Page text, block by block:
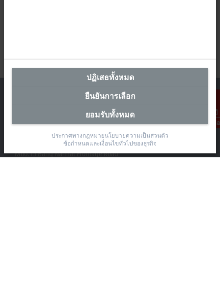
การติดต่อ
สำนักงานผู้แทนประเทศไทย
The Pretium Bang Na, Unit 91/8
Moo.15 Bang Na-Trat Frontage Road
ปฏิเสธทั้งหมด
ยืนยันการเลือก
ยอมรับทั้งหมด
ประกาศทางกฎหมายนโยบายความเป็นส่วนตัว
ข้อกำหนดและเงื่อนไขทั่วไปของธุรกิจ